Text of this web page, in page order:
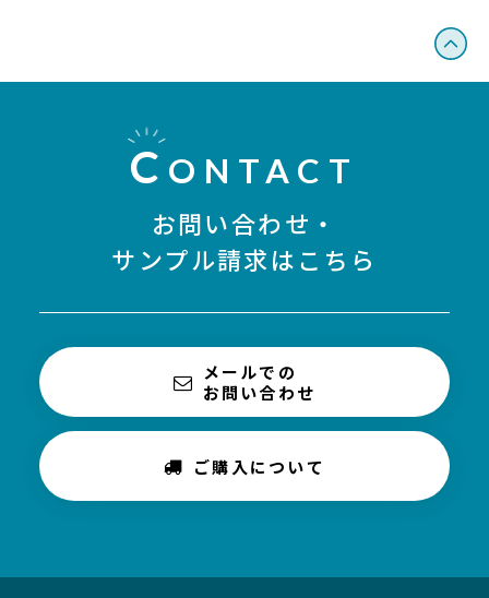
C ONTACT
お問い合わせ・
サンプル請求はこちら
メールでの
お問い合わせ
ご購入について